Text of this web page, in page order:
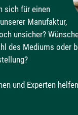
sich für einen
Manufaktur,
unsicher?
des Mediums oder
und Experten